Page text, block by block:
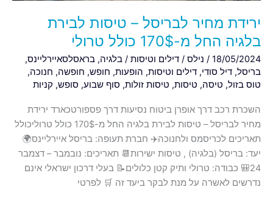
ירידת מחיר לבריסל – טיסות לבירת
בלגיה החל מ-170$ כולל טרולי
18/05/2024
/ נילס / דילים וטיסות / בלגיה, בראסלסאיירליינס,
בריסל, דיל סודי, דילים וטיסות, הופעות, חופש, חופשה, חנוכה,
טוס בזול, טיסה, טיסות, טיסות זולות, סוף שבוע, סופש, קניות
השכרת רכב דרך אופרן ביטוח נסיעות דרך פספורטכארד ירידת
מחיר לבריסל – טיסות לבירת בלגיה החל מ-170$ כולל טרוליכולל
תאריכים לכריסמס ולחנוכה✈️ חברת תעופה: בריסל איירליינס🌍
יעד: בריסל (בלגיה) , טיסות ישירות📆 תאריכים: נובמבר – דצמבר
24🎒 כבודה: טרולי ותיק קטן כלולים📝 בעלי דרכון ישראלי אינם
נדרשים לאשרה על מנת לבקר ביעד זה 🛒 לפרטי
טרולי